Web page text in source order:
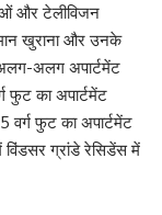
और टेलीविजन
खुराना और उनके
अलग-अलग अपार्टमेंट
फुट का अपार्टमेंट
वर्ग फुट का अपार्टमेंट
विंडसर ग्रांडे रेसिडेंस में